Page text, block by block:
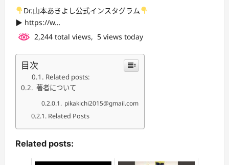
Dr.山本あきよし公式インスタグラム
▶︎ https://w…
2,244 total views, 5 views today
目次
Related posts:
著者について
pikakichi2015@gmail.com
Related Posts
Related posts: